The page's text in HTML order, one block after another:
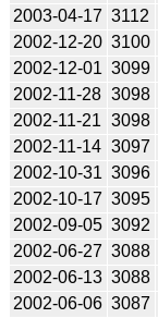
2003-04-17 3112
2002-12-20 3100
2002-12-01 3099
2002-11-28 3098
2002-11-21 3098
2002-11-14 3097
2002-10-31 3096
2002-10-17 3095
2002-09-05 3092
2002-06-27 3088
2002-06-13 3088
2002-06-06 3087